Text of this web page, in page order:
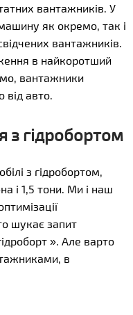
вантажників. У
як окремо, так і
вантажників.
в найкоротший
вантажники
авто.
з гідробортом
з гідробортом,
і 1,5 тони. Ми і наш
шукає запит
». Але варто
в